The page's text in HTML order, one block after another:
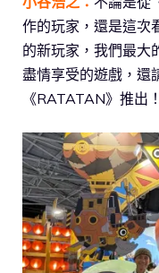
作的玩家，還是這次
的新玩家，我們最大
盡情享受的遊戲，還
《RATATAN》推出！